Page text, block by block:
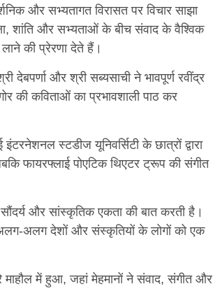
और सभ्यतागत विरासत पर विचार साझा
शांति और सभ्यताओं के बीच संवाद के वैश्विक
की प्रेरणा देते हैं।
और श्री सब्यसाची ने भावपूर्ण रवींद्र
की कविताओं का प्रभावशाली पाठ कर
स्टडीज यूनिवर्सिटी के छात्रों द्वारा
फायरफ्लाई पोएटिक थिएटर ट्रूप की संगीत
और सांस्कृतिक एकता की बात करती है।
अलग देशों और संस्कृतियों के लोगों को एक
माहौल में हुआ, जहां मेहमानों ने संवाद, संगीत और